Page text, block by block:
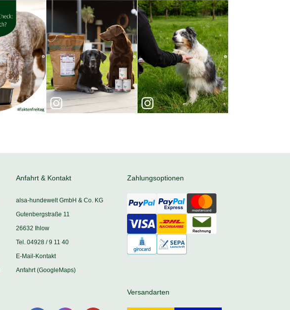
Anfahrt & Kontakt
alsa-hundewelt GmbH & Co. KG
Gutenbergstraße 11
26632 Ihlow
Tel. 04928 / 9 11 40
E-Mail-Kontakt
Anfahrt (GoogleMaps)
Zahlungsoptionen
Versandarten